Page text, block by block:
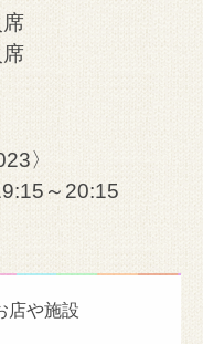
席
席
〉
～20:15
店や施設